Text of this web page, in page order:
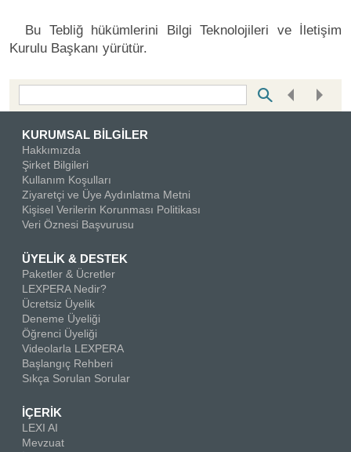
Bu Tebliğ hükümlerini Bilgi Teknolojileri ve İletişim
Kurulu Başkanı yürütür.
KURUMSAL BİLGİLER
Hakkımızda
Şirket Bilgileri
Kullanım Koşulları
Ziyaretçi ve Üye Aydınlatma Metni
Kişisel Verilerin Korunması Politikası
Veri Öznesi Başvurusu
ÜYELİK & DESTEK
Paketler & Ücretler
LEXPERA Nedir?
Ücretsiz Üyelik
Deneme Üyeliği
Öğrenci Üyeliği
Videolarla LEXPERA
Başlangıç Rehberi
Sıkça Sorulan Sorular
İÇERİK
LEXI AI
Mevzuat